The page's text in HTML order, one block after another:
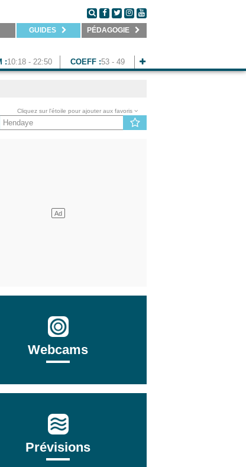
GUIDES PÉDAGOGIE
:10:18 - 22:50 COEFF :53 - 49
Cliquez sur l'étoile pour ajouter aux favoris
Webcams
Prévisions